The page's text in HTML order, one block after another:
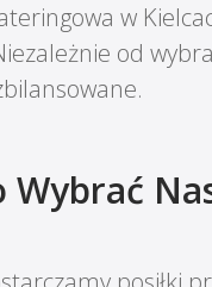
w
od
Wybrać